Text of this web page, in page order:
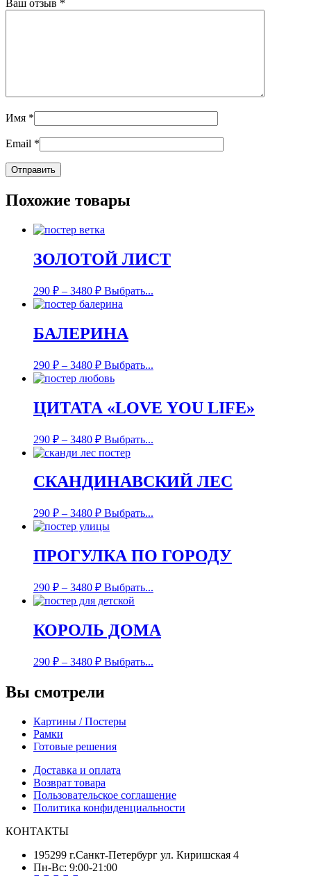
Ваш отзыв *
Имя *
Email *
Похожие товары
ЗОЛОТОЙ ЛИСТ
290 ₽ – 3480 ₽ Выбрать...
БАЛЕРИНА
290 ₽ – 3480 ₽ Выбрать...
ЦИТАТА «LOVE YOU LIFE»
290 ₽ – 3480 ₽ Выбрать...
СКАНДИНАВСКИЙ ЛЕС
290 ₽ – 3480 ₽ Выбрать...
ПРОГУЛКА ПО ГОРОДУ
290 ₽ – 3480 ₽ Выбрать...
КОРОЛЬ ДОМА
290 ₽ – 3480 ₽ Выбрать...
Вы смотрели
Картины / Постеры
Рамки
Готовые решения
Доставка и оплата
Возврат товара
Пользовательское соглашение
Политика конфиденциальности
КОНТАКТЫ
195299 г.Санкт-Петербург ул. Киришская 4
Пн-Вс: 9:00-21:00